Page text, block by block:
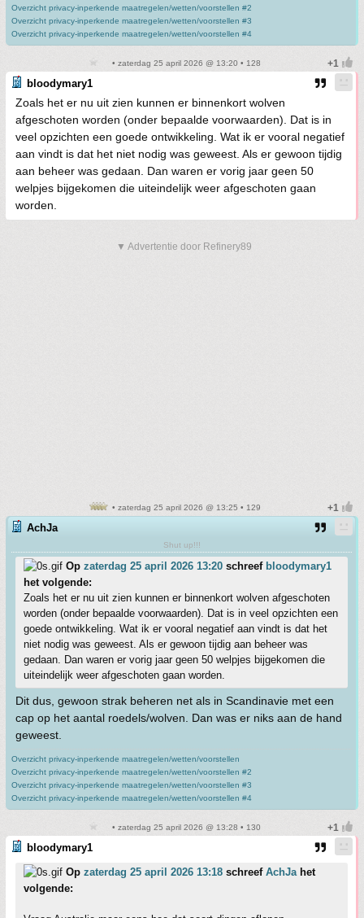
Overzicht privacy-inperkende maatregelen/wetten/voorstellen #2
Overzicht privacy-inperkende maatregelen/wetten/voorstellen #3
Overzicht privacy-inperkende maatregelen/wetten/voorstellen #4
• zaterdag 25 april 2026 @ 13:20 • 128
bloodymary1
Zoals het er nu uit zien kunnen er binnenkort wolven
afgeschoten worden (onder bepaalde voorwaarden). Dat is in
veel opzichten een goede ontwikkeling. Wat ik er vooral negatief
aan vindt is dat het niet nodig was geweest. Als er gewoon tijdig
aan beheer was gedaan. Dan waren er vorig jaar geen 50
welpjes bijgekomen die uiteindelijk weer afgeschoten gaan
worden.
▼ Advertentie door Refinery89
• zaterdag 25 april 2026 @ 13:25 • 129
AchJa
Shut up!!!
Op zaterdag 25 april 2026 13:20 schreef bloodymary1
het volgende:
Zoals het er nu uit zien kunnen er binnenkort wolven afgeschoten
worden (onder bepaalde voorwaarden). Dat is in veel opzichten een
goede ontwikkeling. Wat ik er vooral negatief aan vindt is dat het
niet nodig was geweest. Als er gewoon tijdig aan beheer was
gedaan. Dan waren er vorig jaar geen 50 welpjes bijgekomen die
uiteindelijk weer afgeschoten gaan worden.
Dit dus, gewoon strak beheren net als in Scandinavie met een
cap op het aantal roedels/wolven. Dan was er niks aan de hand
geweest.
Overzicht privacy-inperkende maatregelen/wetten/voorstellen
Overzicht privacy-inperkende maatregelen/wetten/voorstellen #2
Overzicht privacy-inperkende maatregelen/wetten/voorstellen #3
Overzicht privacy-inperkende maatregelen/wetten/voorstellen #4
• zaterdag 25 april 2026 @ 13:28 • 130
bloodymary1
Op zaterdag 25 april 2026 13:18 schreef AchJahet
volgende: